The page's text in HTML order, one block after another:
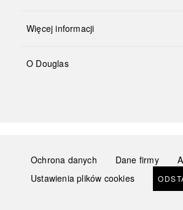
Więcej informacji
O Douglas
Ochrona danych Dane firmy
Ustawienia plików cookies